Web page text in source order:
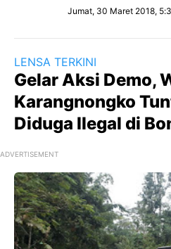
Jumat, 30 Maret 2018,
LENSA TERKINI
Gelar Aksi Demo,
Karangnongko
Diduga Ilegal di
ADVERTISEMENT